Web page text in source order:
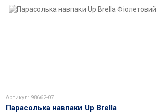
Артикул: 98662-07
Парасолька навпаки Up Brella